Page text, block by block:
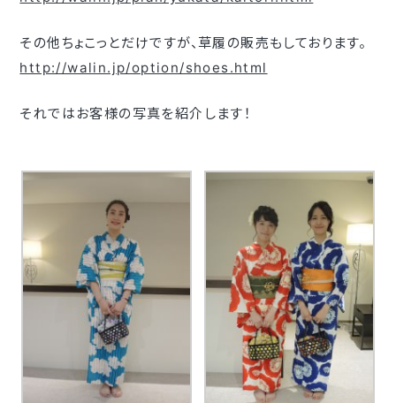
その他ちょこっとだけですが、草履の販売もしております。
http://walin.jp/option/shoes.html
それではお客様の写真を紹介します！